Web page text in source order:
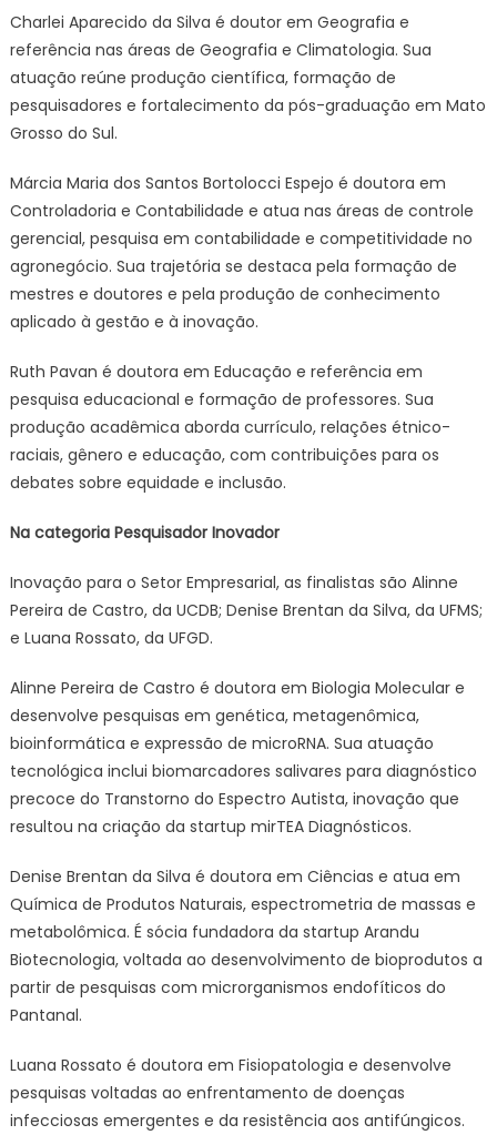
Charlei Aparecido da Silva é doutor em Geografia e
referência nas áreas de Geografia e Climatologia. Sua
atuação reúne produção científica, formação de
pesquisadores e fortalecimento da pós-graduação em Mato
Grosso do Sul.
Márcia Maria dos Santos Bortolocci Espejo é doutora em
Controladoria e Contabilidade e atua nas áreas de controle
gerencial, pesquisa em contabilidade e competitividade no
agronegócio. Sua trajetória se destaca pela formação de
mestres e doutores e pela produção de conhecimento
aplicado à gestão e à inovação.
Ruth Pavan é doutora em Educação e referência em
pesquisa educacional e formação de professores. Sua
produção acadêmica aborda currículo, relações étnico-
raciais, gênero e educação, com contribuições para os
debates sobre equidade e inclusão.
Na categoria Pesquisador Inovador
Inovação para o Setor Empresarial, as finalistas são Alinne
Pereira de Castro, da UCDB; Denise Brentan da Silva, da UFMS;
e Luana Rossato, da UFGD.
Alinne Pereira de Castro é doutora em Biologia Molecular e
desenvolve pesquisas em genética, metagenômica,
bioinformática e expressão de microRNA. Sua atuação
tecnológica inclui biomarcadores salivares para diagnóstico
precoce do Transtorno do Espectro Autista, inovação que
resultou na criação da startup mirTEA Diagnósticos.
Denise Brentan da Silva é doutora em Ciências e atua em
Química de Produtos Naturais, espectrometria de massas e
metabolômica. É sócia fundadora da startup Arandu
Biotecnologia, voltada ao desenvolvimento de bioprodutos a
partir de pesquisas com microrganismos endofíticos do
Pantanal.
Luana Rossato é doutora em Fisiopatologia e desenvolve
pesquisas voltadas ao enfrentamento de doenças
infecciosas emergentes e da resistência aos antifúngicos.